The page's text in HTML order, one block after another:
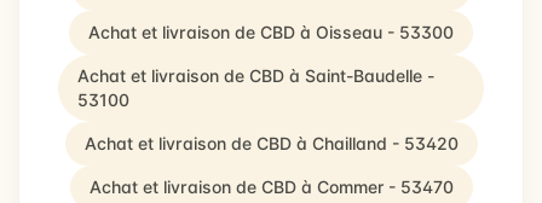
Achat et livraison de CBD à Oisseau - 53300
Achat et livraison de CBD à Saint-Baudelle -
53100
Achat et livraison de CBD à Chailland - 53420
Achat et livraison de CBD à Commer - 53470